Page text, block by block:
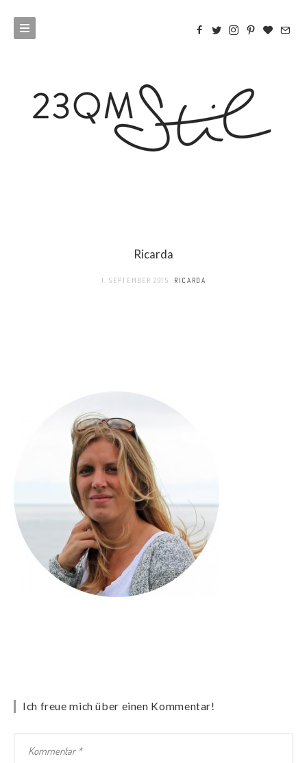
Ricarda
1. SEPTEMBER 2015 RICARDA
Ich freue mich über einen Kommentar!